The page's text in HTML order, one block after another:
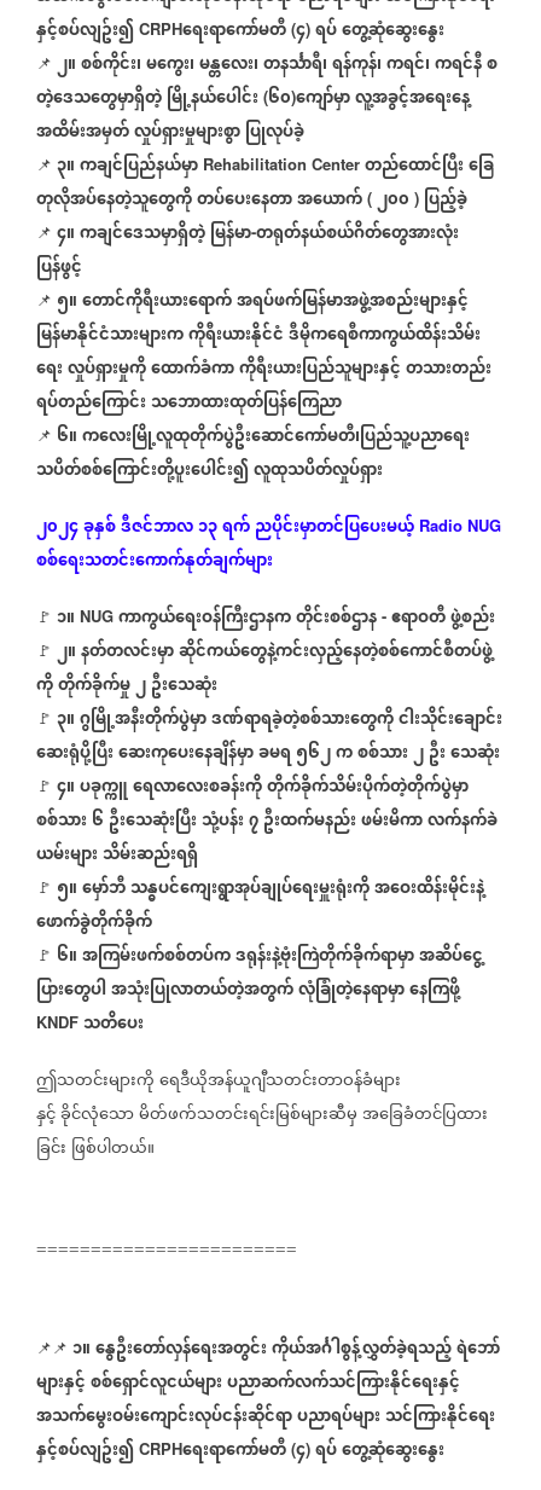
နှင့်စပ်လျဥ်း၍ CRPHရေးရာကော်မတီ (၄) ရပ်တွေ့ဆုံဆွေးနွေး
📌 ၂။စစ်ကိုင်း၊မကွေး၊မန္တလေး၊တနင်္သာရီ၊ရန်ကုန်၊ကရင်၊ကရင်နီစ
တဲ့ဒေသတွေမှာရှိတဲ့မြို့နယ်ပေါင်း (၆၀)ကျော်မှာလူ့အခွင့်အရေးနေ့
အထိမ်းအမှတ်လှုပ်ရှားမှုများစွာပြုလုပ်ခဲ့
📌 ၃။ကချင်ပြည်နယ်မှာ Rehabilitation Center တည်ထောင်ပြီးခြေ
တုလိုအပ်နေတဲ့သူတွေကိုတပ်ပေးနေတာအယောက် ( ၂၀၀ ) ပြည့်ခဲ့
📌 ၄။ကချင်ဒေသမှာရှိတဲ့မြန်မာ-တရုတ်နယ်စယ်ဂိတ်တွေအားလုံး
ပြန်ဖွင့်
📌 ၅။တောင်ကိုရီးယားရောက်အရပ်ဖက်မြန်မာအဖွဲ့အစည်းများနှင့်
မြန်မာနိုင်ငံသားများကကိုရီးယားနိုင်ငံဒီမိုကရေစီကာကွယ်ထိန်းသိမ်း
ရေးလှုပ်ရှားမှုကိုထောက်ခံကာကိုရီးယားပြည်သူများနှင့်တသားတည်း
ရပ်တည်ကြောင်းသဘောထားထုတ်ပြန်ကြေညာ
📌 ၆။ကလေးမြို့လူထုတိုက်ပွဲဦးဆောင်ကော်မတီ၊ပြည်သူ့ပညာရေး
သပိတ်စစ်ကြောင်းတို့ပူးပေါင်း၍လူထုသပိတ်လှုပ်ရှား
၂၀၂၄ခုနှစ်ဒီဇင်ဘာလ၁၃ရက်ညပိုင်းမှာတင်ပြပေးမယ့် Radio NUG
စစ်ရေးသတင်းကောက်နုတ်ချက်များ
🚩 ၁။ ⁨ NUG ကာကွယ်ရေးဝန်ကြီးဌာနကတိုင်းစစ်ဌာန - ဧရာဝတီဖွဲ့စည်း
🚩 ၂။နတ်တလင်းမှာဆိုင်ကယ်တွေနဲ့ကင်းလှည့်နေတဲ့စစ်ကောင်စီတပ်ဖွဲ့
ကိုတိုက်ခိုက်မှု၂ဦးသေဆုံး
🚩 ၃။ဂွမြို့အနီးတိုက်ပွဲမှာဒဏ်ရာရခဲ့တဲ့စစ်သားတွေကိုငါးသိုင်းချောင်း
ဆေးရုံပို့ပြီးဆေးကုပေးနေချိန်မှာခမရ ၅၆၂ကစစ်သား၂ဦးသေဆုံး
🚩 ၄။ပခုက္ကူရေလာလေးစခန်းကိုတိုက်ခိုက်သိမ်းပိုက်တဲ့တိုက်ပွဲမှာ
စစ်သား ၆ ဦးသေဆုံးပြီးသုံ့ပန်း၇ဦးထက်မနည်းဖမ်းမိကာလက်နက်ခဲ
ယမ်းများသိမ်းဆည်းရရှိ
🚩 ၅။မှော်ဘီသန္ဓပင်ကျေးရွာအုပ်ချုပ်ရေးမှူးရုံးကိုအဝေးထိန်းမိုင်းနဲ့
ဖောက်ခွဲတိုက်ခိုက်
🚩 ၆။အကြမ်းဖက်စစ်တပ်ကဒရုန်းနဲ့ဗုံးကြဲတိုက်ခိုက်ရာမှာအဆိပ်ငွေ့
ပြားတွေပါအသုံးပြုလာတယ်တဲ့အတွက်လုံခြုံတဲ့နေရာမှာနေကြဖို့
KNDF သတိပေး
ဤသတင်းများကိုရေဒီယိုအန်ယူဂျီသတင်းတာဝန်ခံများ
နှင့်ခိုင်လုံသောမိတ်ဖက်သတင်းရင်းမြစ်များဆီမှအခြေခံတင်ပြထား
ခြင်း ဖြစ်ပါတယ်။
========================
📌📌 ၁။နွေဦးတော်လှန်ရေးအတွင်းကိုယ်အင်္ဂါစွန့်လွှတ်ခဲ့ရသည့်ရဲဘော်
များနှင့်စစ်ရှောင်လူငယ်များပညာဆက်လက်သင်ကြားနိုင်ရေးနှင့်
အသက်မွေးဝမ်းကျောင်းလုပ်ငန်းဆိုင်ရာပညာရပ်များသင်ကြားနိုင်ရေး
နှင့်စပ်လျဥ်း၍ CRPHရေးရာကော်မတီ (၄) ရပ်တွေ့ဆုံဆွေးနွေး